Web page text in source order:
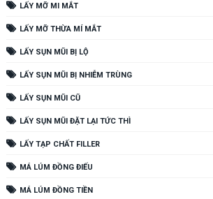
LẤY MỠ MI MẮT
LẤY MỠ THỪA MÍ MẮT
LẤY SỤN MŨI BỊ LỘ
LẤY SỤN MŨI BỊ NHIỄM TRÙNG
LẤY SỤN MŨI CŨ
LẤY SỤN MŨI ĐẶT LẠI TỨC THÌ
LẤY TẠP CHẤT FILLER
MÁ LÚM ĐỒNG ĐIẾU
MÁ LÚM ĐỒNG TIỀN